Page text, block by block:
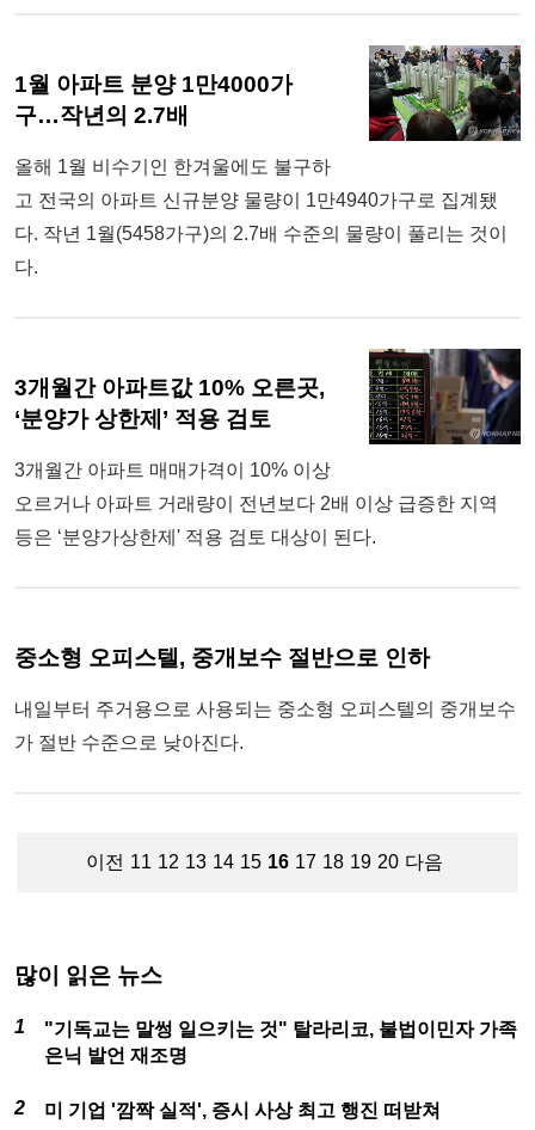
1월 아파트 분양 1만4000가
구…작년의 2.7배
올해 1월 비수기인 한겨울에도 불구하
고 전국의 아파트 신규분양 물량이 1만4940가구로 집계됐
다. 작년 1월(5458가구)의 2.7배 수준의 물량이 풀리는 것이
다.
3개월간 아파트값 10% 오른곳,
‘분양가 상한제’ 적용 검토
3개월간 아파트 매매가격이 10% 이상
오르거나 아파트 거래량이 전년보다 2배 이상 급증한 지역
등은 ‘분양가상한제' 적용 검토 대상이 된다.
중소형 오피스텔, 중개보수 절반으로 인하
내일부터 주거용으로 사용되는 중소형 오피스텔의 중개보수
가 절반 수준으로 낮아진다.
이전 11 12 13 14 15 16 17 18 19 20 다음
많이 읽은 뉴스
"기독교는 말썽 일으키는 것" 탈라리코, 불법이민자 가족
은닉 발언 재조명
미 기업 '깜짝 실적', 증시 사상 최고 행진 떠받쳐